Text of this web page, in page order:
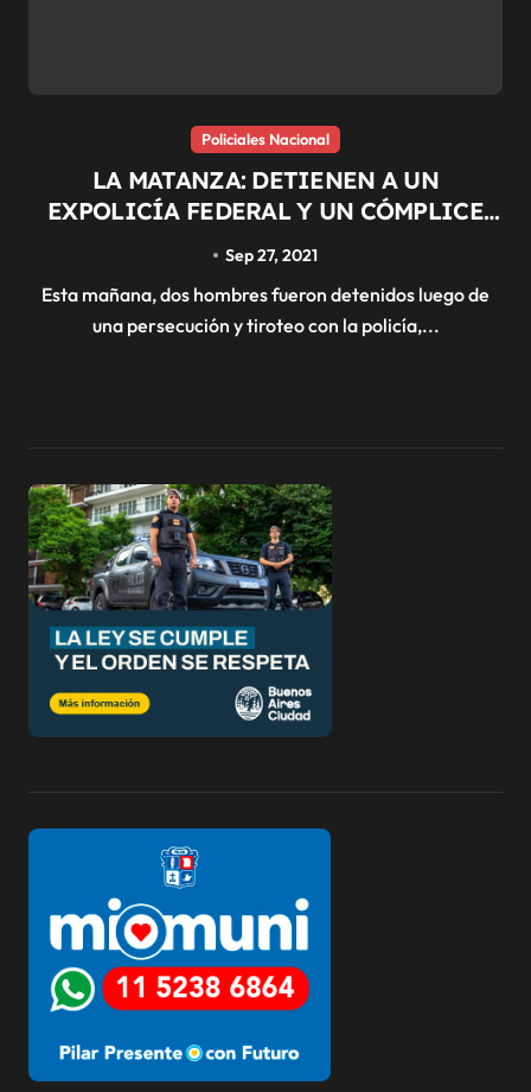
Policiales Nacional
LA MATANZA: DETIENEN A UN
EXPOLICÍA FEDERAL Y UN CÓMPLICE
TIROTEARSE CON DOS AGENTES
Sep 27, 2021
Esta mañana, dos hombres fueron detenidos luego de
una persecución y tiroteo con la policía,...